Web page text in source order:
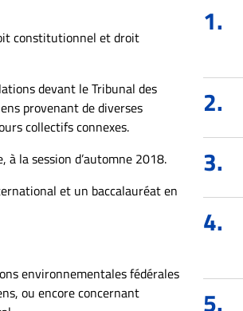
constitutionnel et droit
devant le Tribunal des
provenant de diverses
collectifs connexes.
à la session d’automne 2018.
et un baccalauréat en
environnementales fédérales
ou encore concernant
1.
2.
3.
4.
5.